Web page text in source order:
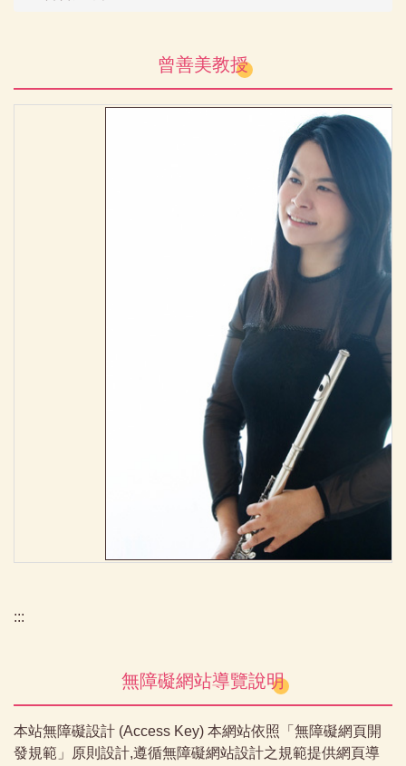
曾善美教授
:::
無障礙網站導覽說明
本站無障礙設計 (Access Key) 本網站依照「無障礙網頁開
發規範」原則設計,遵循無障礙網站設計之規範提供網頁導